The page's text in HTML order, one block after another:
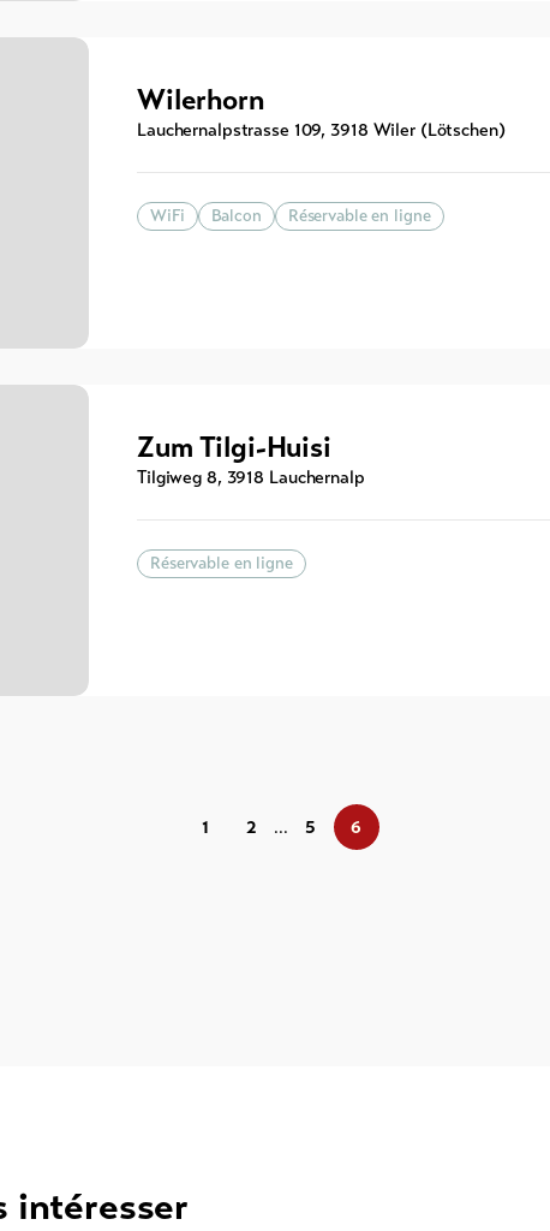
Wilerhorn
Lauchernalpstrasse 109, 3918 Wiler (Lötschen)
WiFi Balcon Réservable en ligne
Zum Tilgi-Huisi
Tilgiweg 8, 3918 Lauchernalp
Réservable en ligne
1 2 ... 5 6
intéresser